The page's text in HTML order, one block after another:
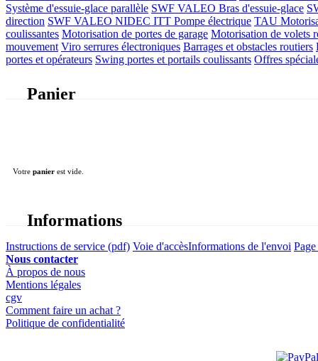
Système d'essuie-glace parallèle SWF VALEO Bras d'essuie-glace
direction SWF VALEO NIDEC ITT Pompe électrique TAU
coulissantes Motorisation de portes de garage Motorisation de volets
mouvement Viro serrures électroniques Barrages et obstacles routiers
portes et opérateurs Swing portes et portails coulissants Offres
Panier
Votre panier est vide.
Informations
Instructions de service (pdf) Voie d'accèsInformations de l'envoi
Nous contacter
À propos de nous
Mentions légales
cgv
Comment faire un achat ?
Politique de confidentialité